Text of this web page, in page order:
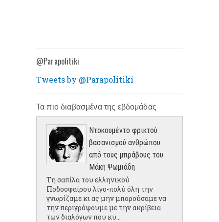
@Parapolitiki
Tweets by @Parapolitiki
Τα πιο διαβασμένα της εβδομάδας
Ντοκουμέντο φρικτού
βασανισμού ανθρώπου
από τους μπράβους του
Μάκη Ψωμιάδη
Τη σαπίλα του ελληνικού
Ποδοσφαίρου λίγο-πολύ όλη την
γνωρίζαμε κι ας μην μπορούσαμε να
την περιγράψουμε με την ακρίβεια
των διαλόγων που κυ...